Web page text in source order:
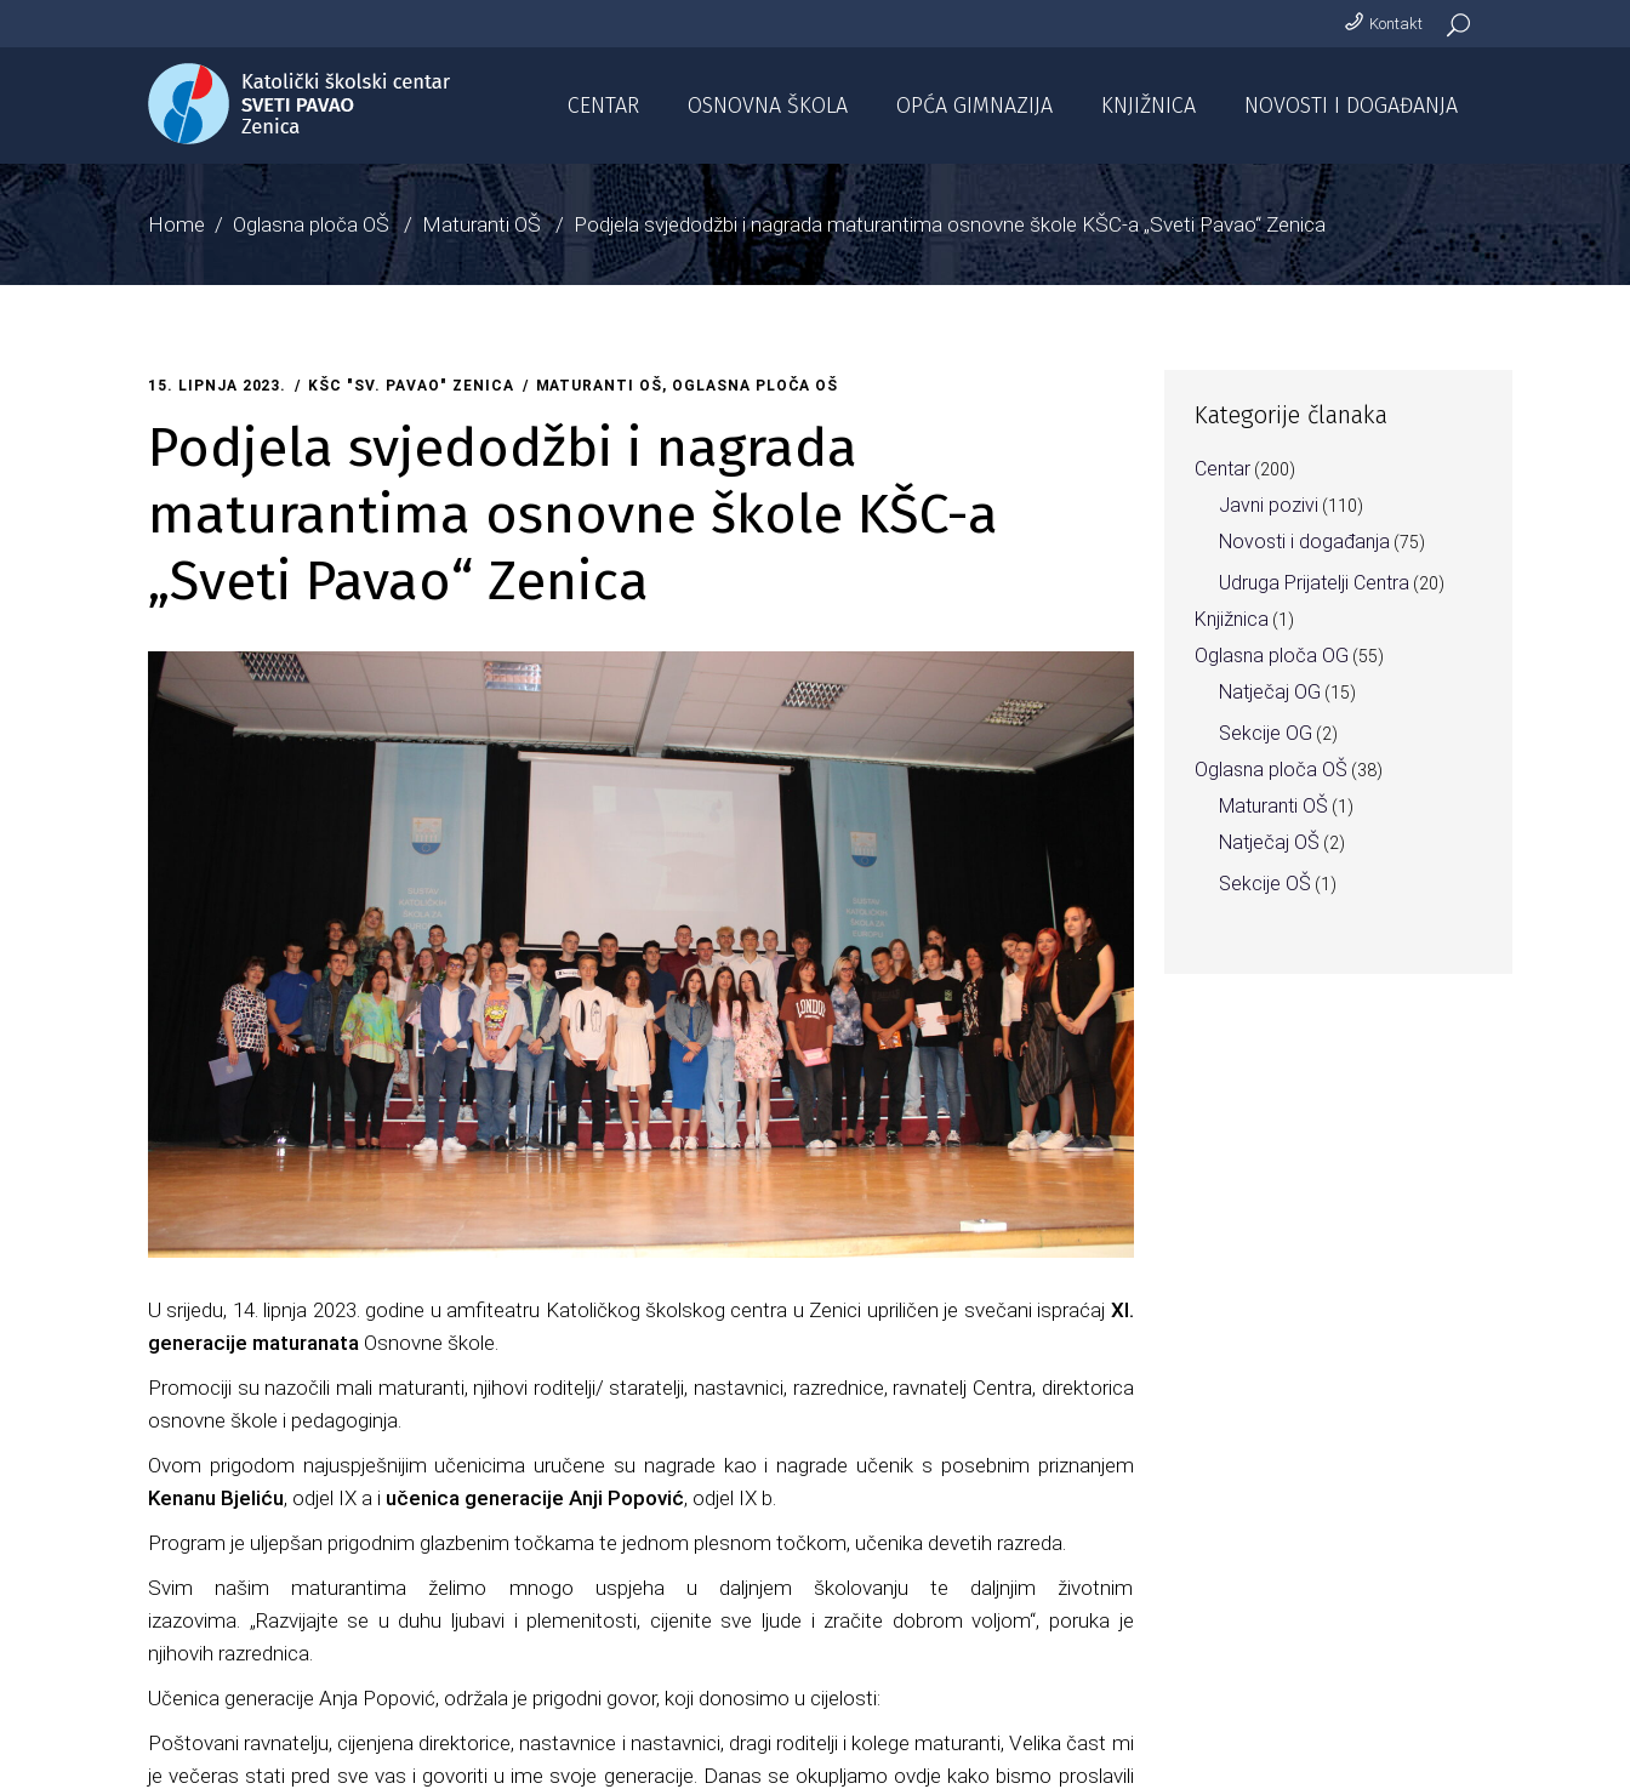
Kontakt
CENTAR OSNOVNA ŠKOLA OPĆA GIMNAZIJA KNJIŽNICA NOVOSTI I DOGAĐANJA
Home / Oglasna ploča OŠ / Maturanti OŠ / Podjela svjedodžbi i nagrada maturantima osnovne škole KŠC-a „Sveti Pavao“ Zenica
15. LIPNJA 2023. KŠC "SV. PAVAO" ZENICA MATURANTI OŠ, OGLASNA PLOČA OŠ
Podjela svjedodžbi i nagrada
maturantima osnovne škole KŠC-a
„Sveti Pavao“ Zenica
U srijedu, 14. lipnja 2023. godine u amfiteatru Katoličkog školskog centra u Zenici upriličen je svečani ispraćaj XI.
generacije maturanata Osnovne škole.
Promociji su nazočili mali maturanti, njihovi roditelji/ staratelji, nastavnici, razrednice, ravnatelj Centra, direktorica
osnovne škole i pedagoginja.
Ovom prigodom najuspješnijim učenicima uručene su nagrade kao i nagrade učenik s posebnim priznanjem
Kenanu Bjeliću, odjel IX a i učenica generacije Anji Popović, odjel IX b.
Program je uljepšan prigodnim glazbenim točkama te jednom plesnom točkom, učenika devetih razreda.
Svim našim maturantima želimo mnogo uspjeha u daljnjem školovanju te daljnjim životnim
izazovima. „Razvijajte se u duhu ljubavi i plemenitosti, cijenite sve ljude i zračite dobrom voljom“, poruka je
njihovih razrednica.
Učenica generacije Anja Popović, održala je prigodni govor, koji donosimo u cijelosti:
Poštovani ravnatelju, cijenjena direktorice, nastavnice i nastavnici, dragi roditelji i kolege maturanti,Velika čast mi
je večeras stati pred sve vas i govoriti u ime svoje generacije. Danas se okupljamo ovdje kako bismo proslavili
Kategorije članaka
Centar(200)
Javni pozivi (110)
Novosti i događanja (75)
Udruga Prijatelji Centra (20)
Knjižnica (1)
Oglasna ploča OG (55)
Natječaj OG (15)
Sekcije OG (2)
Oglasna ploča OŠ (38)
Maturanti OŠ (1)
Natječaj OŠ (2)
Sekcije OŠ (1)